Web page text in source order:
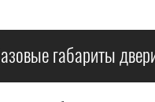
габариты